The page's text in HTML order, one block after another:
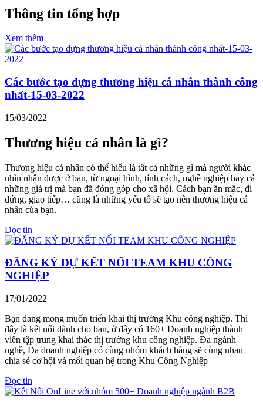
Thông tin tổng hợp
Xem thêm
Các bước tạo dựng thương hiệu cá nhân thành công
nhất-15-03-2022
15/03/2022
Thương hiệu cá nhân là gì?
Thương hiệu cá nhân có thể hiểu là tất cả những gì mà người khác
nhìn nhận được ở bạn, từ ngoại hình, tính cách, nghề nghiệp hay cả
những giá trị mà bạn đã đóng góp cho xã hội. Cách bạn ăn mặc, đi
đứng, giao tiếp… cũng là những yếu tố sẽ tạo nên thương hiệu cá
nhân của bạn.
Đọc tin
ĐĂNG KÝ DỰ KẾT NỐI TEAM KHU CÔNG
NGHIỆP
17/01/2022
Bạn đang mong muốn triển khai thị trường Khu công nghiệp. Thì
đây là kết nối dành cho bạn, ở đây có 160+ Doanh nghiệp thành
viên tập trung khai thác thị trường khu công nghiệp. Đa ngành
nghề, Đa doanh nghiệp có cùng nhóm khách hàng sẽ cùng nhau
chia sẻ cơ hội và mối quan hệ trong Khu Công Nghiệp
Đọc tin